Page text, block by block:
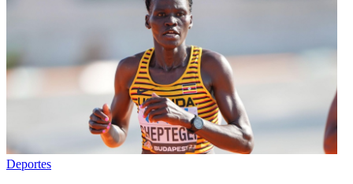
Deportes